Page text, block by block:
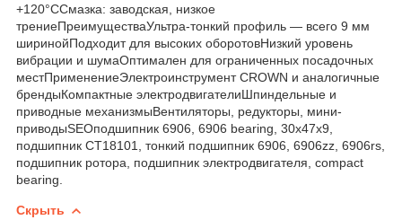
+120°CСмазка: заводская, низкое
трениеПреимуществаУльтра-тонкий профиль — всего 9 мм
ширинойПодходит для высоких оборотовНизкий уровень
вибрации и шумаОптимален для ограниченных посадочных
местПрименениеЭлектроинструмент CROWN и аналогичные
брендыКомпактные электродвигателиШпиндельные и
приводные механизмыВентиляторы, редукторы, мини-
приводыSEOподшипник 6906, 6906 bearing, 30x47x9,
подшипник CT18101, тонкий подшипник 6906, 6906zz, 6906rs,
подшипник ротора, подшипник электродвигателя, compact
bearing.
Скрыть